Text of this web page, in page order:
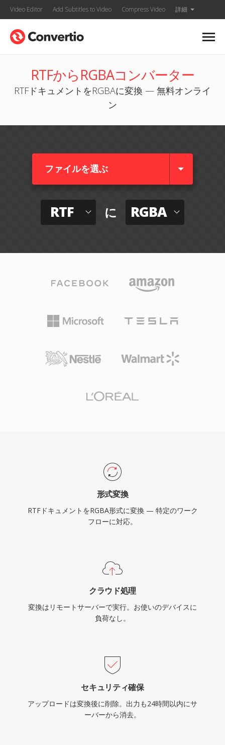
Video Editor Add Subtitles to Video Compress Video 詳細
RTFからRGBAコンバーター
RTFドキュメントをRGBAに変換 — 無料オンライ
ン
ファイルを選ぶ
RTF に RGBA
形式変換
RTFドキュメントをRGBA形式に変換 — 特定のワーク
フローに対応。
クラウド処理
変換はリモートサーバーで実行。お使いのデバイスに
負荷なし。
セキュリティ確保
アップロードは変換後に削除。出力も24時間以内にサ
ーバーから消去。